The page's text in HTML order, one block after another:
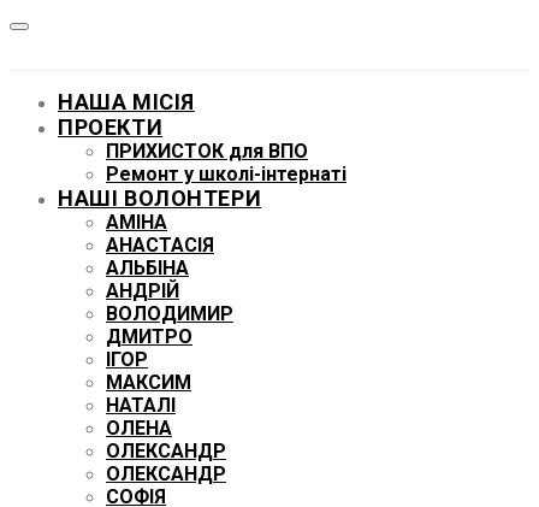
НАША МІСІЯ
ПРОЕКТИ
ПРИХИСТОК для ВПО
Ремонт у школі-інтернаті
НАШІ ВОЛОНТЕРИ
АМІНА
АНАСТАСІЯ
АЛЬБІНА
АНДРІЙ
ВОЛОДИМИР
ДМИТРО
ІГОР
МАКСИМ
НАТАЛІ
ОЛЕНА
ОЛЕКСАНДР
ОЛЕКСАНДР
СОФІЯ